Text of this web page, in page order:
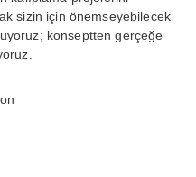
sizin için önemseyebilecek
konseptten gerçeğe